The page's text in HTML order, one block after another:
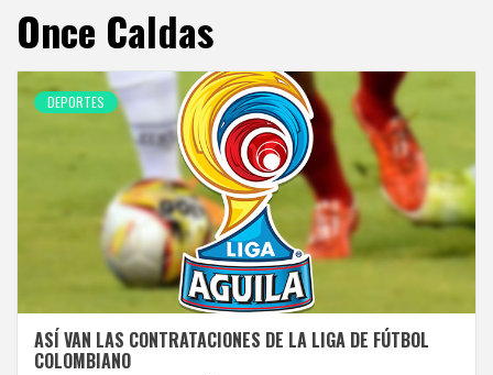
Once Caldas
DEPORTES
ASÍ VAN LAS CONTRATACIONES DE LA LIGA DE FÚTBOL
COLOMBIANO